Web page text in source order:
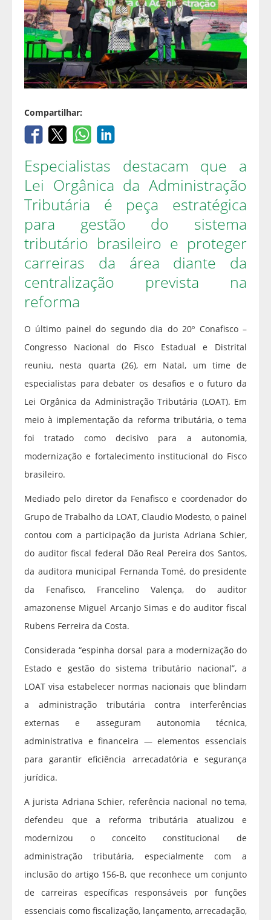
Compartilhar:
Especialistas destacam que a
Lei Orgânica da Administração
Tributária é peça estratégica
para gestão do sistema
tributário brasileiro e proteger
carreiras da área diante da
centralização prevista na
reforma
O último painel do segundo dia do 20º Conafisco –
Congresso Nacional do Fisco Estadual e Distrital
reuniu, nesta quarta (26), em Natal, um time de
especialistas para debater os desafios e o futuro da
Lei Orgânica da Administração Tributária (LOAT). Em
meio à implementação da reforma tributária, o tema
foi tratado como decisivo para a autonomia,
modernização e fortalecimento institucional do Fisco
brasileiro.
Mediado pelo diretor da Fenafisco e coordenador do
Grupo de Trabalho da LOAT, Claudio Modesto, o painel
contou com a participação da jurista Adriana Schier,
do auditor fiscal federal Dão Real Pereira dos Santos,
da auditora municipal Fernanda Tomé, do presidente
da Fenafisco, Francelino Valença, do auditor
amazonense Miguel Arcanjo Simas e do auditor fiscal
Rubens Ferreira da Costa.
Considerada “espinha dorsal para a modernização do
Estado e gestão do sistema tributário nacional”, a
LOAT visa estabelecer normas nacionais que blindam
a administração tributária contra interferências
externas e asseguram autonomia técnica,
administrativa e financeira — elementos essenciais
para garantir eficiência arrecadatória e segurança
jurídica.
A jurista Adriana Schier, referência nacional no tema,
defendeu que a reforma tributária atualizou e
modernizou o conceito constitucional de
administração tributária, especialmente com a
inclusão do artigo 156-B, que reconhece um conjunto
de carreiras específicas responsáveis por funções
essenciais como fiscalização, lançamento, arrecadação,